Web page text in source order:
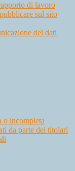
di lavoro
sul sito
dei dati
o incompleta
da parte dei titolari